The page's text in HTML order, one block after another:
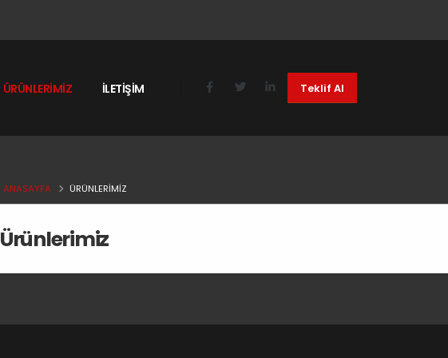
ÜRÜNLERİMİZ İLETİŞİM Teklif Al
ANASAYFA ÜRÜNLERIMIZ
Ürünlerimiz